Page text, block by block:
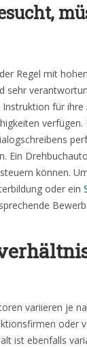
Regel mit
für ihre
Ein
können.
oder ein
variieren je
oder
ist ebenfalls